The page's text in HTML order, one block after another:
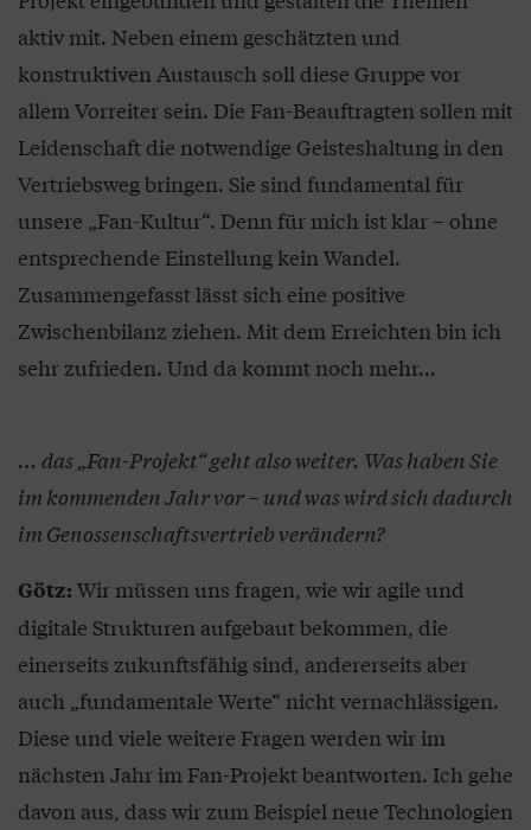
aktiv mit. Neben einem geschätzten und
konstruktiven Austausch soll diese Gruppe vor
allem Vorreiter sein. Die Fan-Beauftragten sollen mit
Leidenschaft die notwendige Geisteshaltung in den
Vertriebsweg bringen. Sie sind fundamental für
unsere „Fan-Kultur“. Denn für mich ist klar – ohne
entsprechende Einstellung kein Wandel.
Zusammengefasst lässt sich eine positive
Zwischenbilanz ziehen. Mit dem Erreichten bin ich
sehr zufrieden. Und da kommt noch mehr…
… das „Fan-Projekt“ geht also weiter. Was haben Sie
im kommenden Jahr vor – und was wird sich dadurch
im Genossenschaftsvertrieb verändern?
Götz: Wir müssen uns fragen, wie wir agile und
digitale Strukturen aufgebaut bekommen, die
einerseits zukunftsfähig sind, andererseits aber
auch „fundamentale Werte“ nicht vernachlässigen.
Diese und viele weitere Fragen werden wir im
nächsten Jahr im Fan-Projekt beantworten. Ich gehe
davon aus, dass wir zum Beispiel neue Technologien